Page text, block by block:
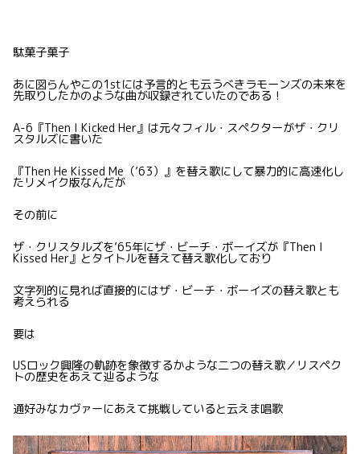
駄菓子菓子
あに図らんやこの1stには予言的とも云うべきラモーンズの未来を
先取りしたかのような曲が収録されていたのである！
A-6『Then I Kicked Her』は元々フィル・スペクターがザ・クリ
スタルズに書いた
『Then He Kissed Me（’63）』を替え歌にして暴力的に高速化し
たリメイク版なんだが
その前に
ザ・クリスタルズを’65年にザ・ビーチ・ボーイズが『Then I
Kissed Her』とタイトルを替えて替え歌化しており
文字列的に見れば直接的にはザ・ビーチ・ボーイズの替え歌とも
考えられる
要は
USロック興隆の軌跡を象徴するかような二つの替え歌／リスペク
トの歴史をあえて辿るような
通好みなカヴァーにあえて挑戦していると云えま唱歌